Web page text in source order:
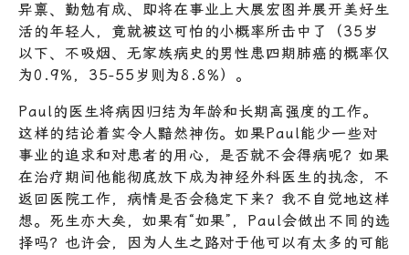
异禀、勤勉有成、即将在事业上大展宏图并展开美好生
活的年轻人，竟就被这可怕的小概率所击中了（35岁
以下、不吸烟、无家族病史的男性患四期肺癌的概率仅
为0.9%，35-55岁则为8.8%）。
Paul的医生将病因归结为年龄和长期高强度的工作。
这样的结论着实令人黯然神伤。如果Paul能少一些对
事业的追求和对患者的用心，是否就不会得病呢？如果
在治疗期间他能彻底放下成为神经外科医生的执念，不
返回医院工作，病情是否会稳定下来？我不自觉地这样
想。死生亦大矣，如果有“如果”，Paul会做出不同的选
择吗？也许会，因为人生之路对于他可以有太多的可能